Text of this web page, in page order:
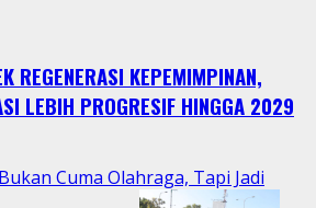
REGENERASI KEPEMIMPINAN,
LEBIH PROGRESIF HINGGA 2029
Cuma Olahraga, Tapi Jadi